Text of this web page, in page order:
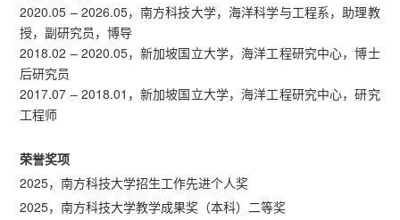
2020.05 – 2026.05，南方科技大学，海洋科学与工程系，助理教
授，副研究员，博导
2018.02 – 2020.05，新加坡国立大学，海洋工程研究中心，博士
后研究员
2017.07 – 2018.01，新加坡国立大学，海洋工程研究中心，研究
工程师
荣誉奖项
2025，南方科技大学招生工作先进个人奖
2025，南方科技大学教学成果奖（本科）二等奖